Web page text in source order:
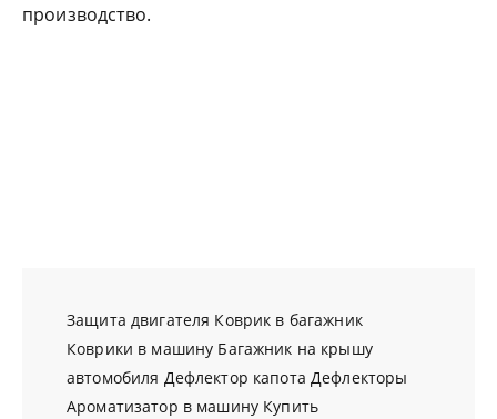
производство.
Защита двигателя Коврик в багажник
Коврики в машину Багажник на крышу
автомобиля Дефлектор капота Дефлекторы
Ароматизатор в машину Купить